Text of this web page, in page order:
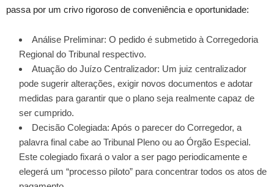
passa por um crivo rigoroso de conveniência e oportunidade:
Análise Preliminar: O pedido é submetido à Corregedoria
Regional do Tribunal respectivo.
Atuação do Juízo Centralizador: Um juiz centralizador
pode sugerir alterações, exigir novos documentos e adotar
medidas para garantir que o plano seja realmente capaz de
ser cumprido.
Decisão Colegiada: Após o parecer do Corregedor, a
palavra final cabe ao Tribunal Pleno ou ao Órgão Especial.
Este colegiado fixará o valor a ser pago periodicamente e
elegerá um “processo piloto” para concentrar todos os atos de